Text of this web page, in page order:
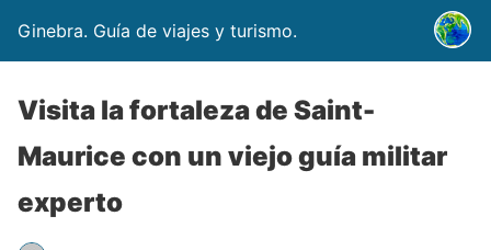
Ginebra. Guía de viajes y turismo.
Visita la fortaleza de Saint-
Maurice con un viejo guía militar
experto